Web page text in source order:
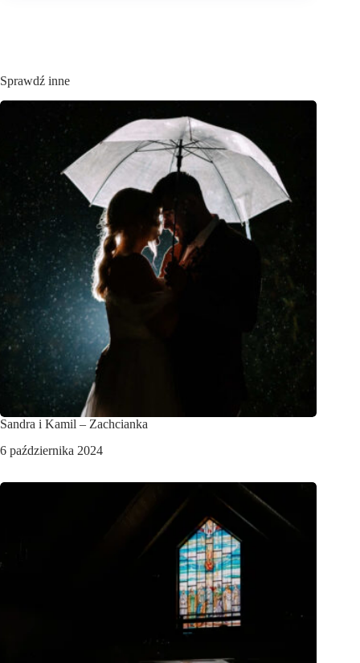
Sprawdź inne
Sandra i Kamil – Zachcianka
6 października 2024